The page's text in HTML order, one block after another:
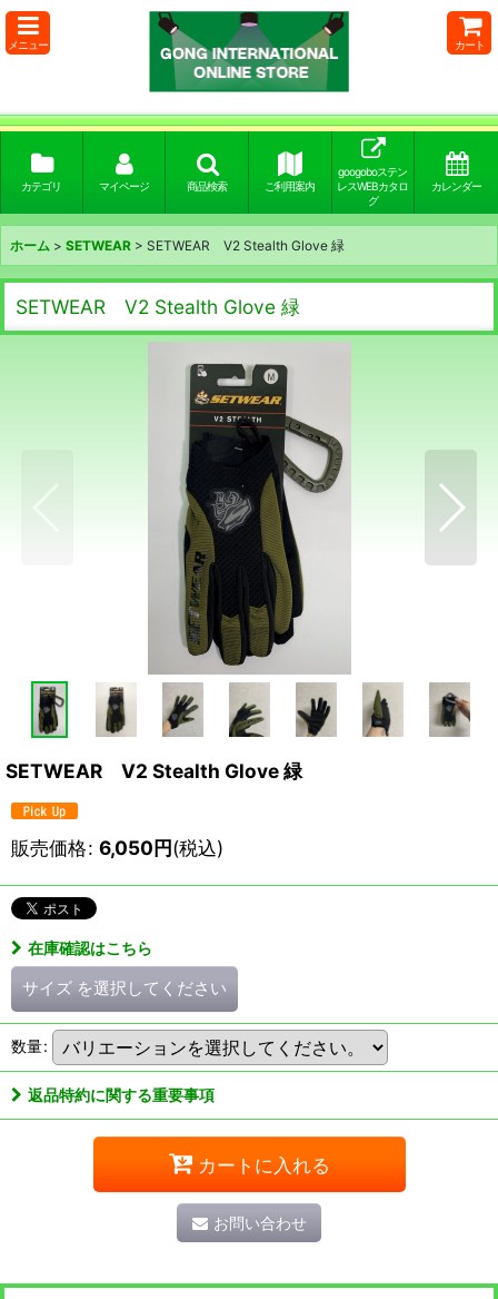
メニュー カート
カテゴリ マイページ 商品検索 ご利用案内
googoboステン
レスWEBカタロ
グ
カレンダー
ホーム > SETWEAR > SETWEAR V2 Stealth Glove 緑
SETWEAR V2 Stealth Glove 緑
SETWEAR V2 Stealth Glove 緑
販売価格: 6,050円(税込)
在庫確認はこちら
サイズ を選択してください
数量:
返品特約に関する重要事項
カートに入れる
お問い合わせ